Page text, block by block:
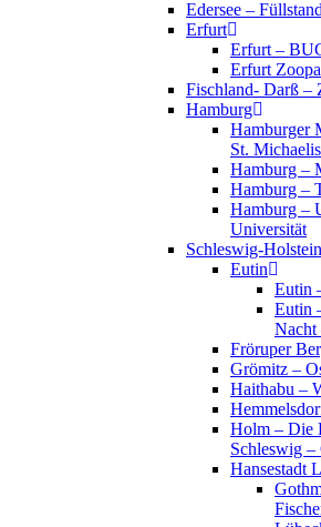
Edersee –
Erfurt
Erfurt –
Erfurt
Fischland- Darß –
Hamburg
Hamburger
St. Michaelis
Hamburg –
Hamburg –
Hamburg –
Universität
Schleswig-Holstein
Eutin
Eutin
Eutin
Nacht
Fröruper
Grömitz –
Haithabu –
Holm – Die
Schleswig –
Hansestadt